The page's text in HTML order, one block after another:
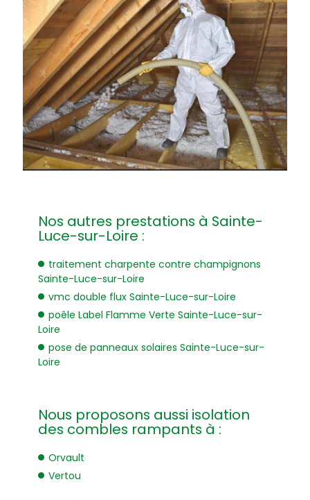
Nos autres prestations à Sainte-
Luce-sur-Loire :
traitement charpente contre champignons
Sainte-Luce-sur-Loire
vmc double flux Sainte-Luce-sur-Loire
poêle Label Flamme Verte Sainte-Luce-sur-
Loire
pose de panneaux solaires Sainte-Luce-sur-
Loire
Nous proposons aussi isolation
des combles rampants à :
Orvault
Vertou